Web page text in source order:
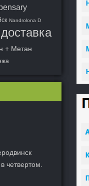
Nandrolona D
+ Метан
четвертом.